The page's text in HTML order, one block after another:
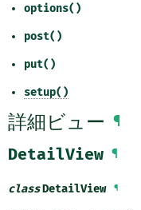
options()
post()
put()
setup()
詳細ビュー ¶
DetailView ¶
classDetailView ¶